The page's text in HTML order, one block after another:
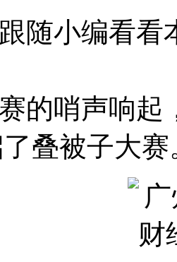
小编看看
哨声响起
叠被子大赛